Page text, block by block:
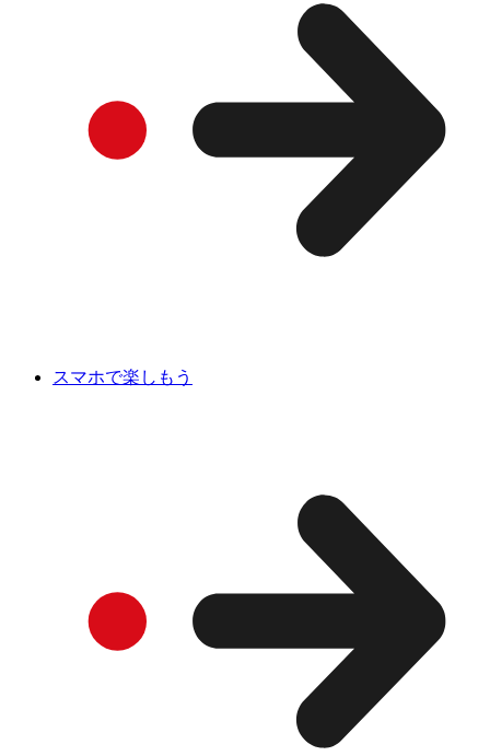
スマホで楽しもう